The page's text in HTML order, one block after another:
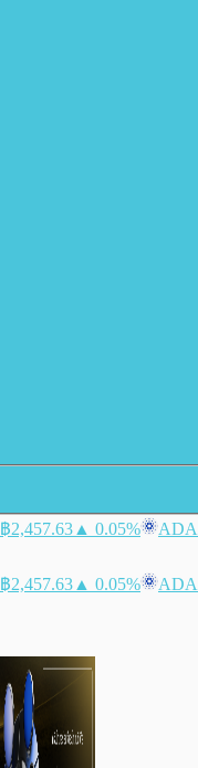
฿2,457.63 ▲ 0.05% ADA
฿2,457.63 ▲ 0.05% ADA